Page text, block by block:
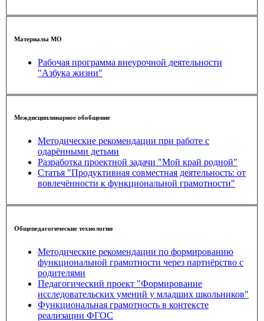
Материалы МО
Рабочая программа внеурочной деятельности
"Азбука жизни"
Междисциплинарное обобщение
Методические рекомендации при работе с
одарёнными детьми
Разработка проектной задачи "Мой край родной"
Статья "Продуктивная совместная деятельность: от
вовлечённости к функциональной грамотности"
Общепедагогические технологии
Методические рекомендации по формированию
функциональной грамотности через партнёрство с
родителями
Педагогический проект "Формирование
исследовательских умений у младших школьников"
Функциональная грамотность в контексте
реализации ФГОС